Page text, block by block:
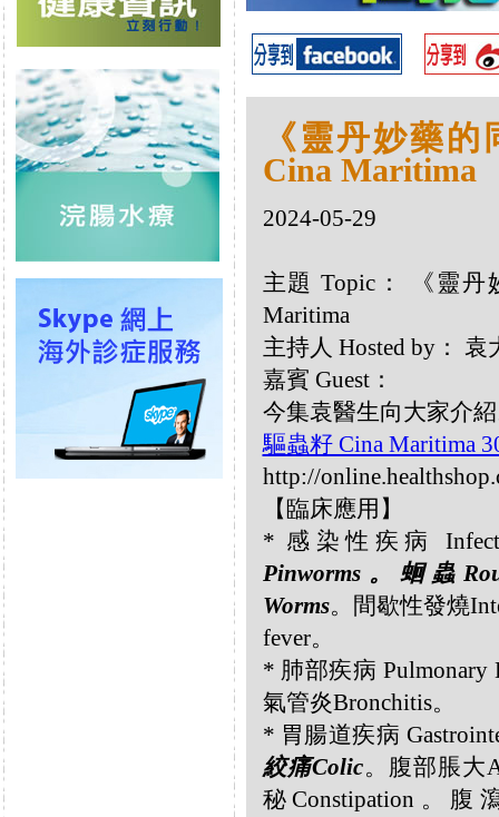
《靈丹妙藥
Cina Maritima
2024-05-29
主題 Topic： 《靈丹
Maritima
主持人 Hosted by：
嘉賓 Guest：
今集袁醫生向大家介
驅蟲籽 Cina Maritima
http://
【臨床應用】
* 感染性疾病
Pinworms。蛔蟲
Worms。間歇性發燒
fever。
* 肺部疾病 Pulmonary
氣管炎Bronchitis。
* 胃腸道疾病
絞痛Colic。腹部脹大
秘Constipation。腹